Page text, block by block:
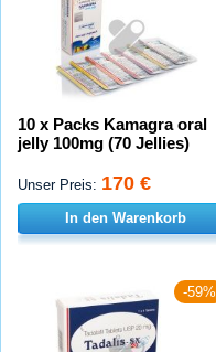
10 x Packs Kamagra oral
jelly 100mg (70 Jellies)
Unser Preis: 170 €
In den Warenkorb
-59%